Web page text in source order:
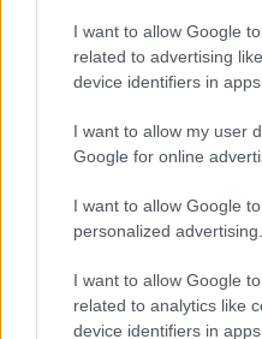
I want to allow Google
related to advertising
device identifiers in apps.
I want to allow my user
Google for online
I want to allow Google
personalized advertising.
I want to allow Google
related to analytics like
device identifiers in apps.
NECROLOGIE
Mario Malu
Paolo Pinna